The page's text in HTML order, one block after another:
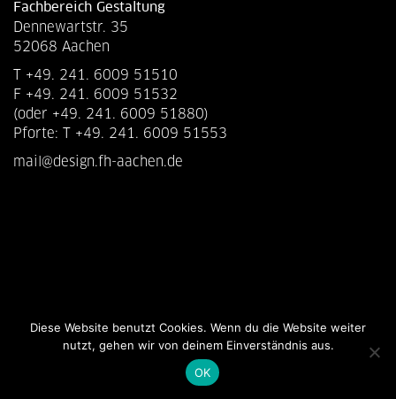
Fachbereich Gestaltung
Dennewartstr. 35
52068 Aachen
T +49. 241. 6009 51510
F +49. 241. 6009 51532
(oder +49. 241. 6009 51880)
Pforte: T +49. 241. 6009 51553
mail@design.fh-aachen.de
Diese Website benutzt Cookies. Wenn du die Website weiter
nutzt, gehen wir von deinem Einverständnis aus.
OK